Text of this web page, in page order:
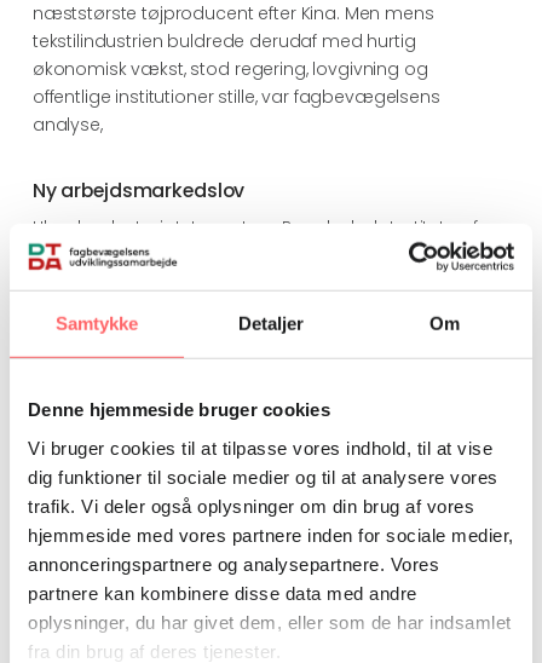
Samtykke Detaljer Om
Denne hjemmeside bruger cookies
Vi bruger cookies til at tilpasse vores indhold, til at vise
dig funktioner til sociale medier og til at analysere vores
trafik. Vi deler også oplysninger om din brug af vores
hjemmeside med vores partnere inden for sociale medier,
annonceringspartnere og analysepartnere. Vores
partnere kan kombinere disse data med andre
oplysninger, du har givet dem, eller som de har indsamlet
fra din brug af deres tjenester.
næststørste tøjproducent efter Kina. Men mens
tekstilindustrien buldrede derudaf med hurtig
økonomisk vækst, stod regering, lovgivning og
offentlige institutioner stille, var fagbevægelsens
analyse,
Ny arbejdsmarkedslov
Ulandssekretariatets partner, Bangladesh Institute of
Labour Market Studies (BILS) er med den danske støtte
Siden 2006 har BILS arbejdet med research og støttet
fagbevægelsen med at lave ændringsforslag til
arbejdsmiljø og sikkerhed, herunder beskrivelse af regler
for arbejdsgivernes ansvar, bedre kontrol og
koordination hos arbejdstilsyn og andre myndigheder.
I 2013 kom den nye arbejdsmarkedslovgivning, men
arbejdet var langt fra færdigt. Netop det politiske pres
og det internationale søgelys på tekstilindustrien efter
Rana Plaza medførte en forbedring, sagde BILS’
vicedirektør Syed Sultan Uddin Ahmed dengang.